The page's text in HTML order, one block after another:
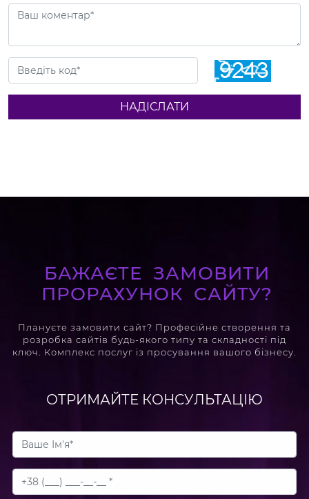
НАДІСЛАТИ
БАЖАЄТЕ ЗАМОВИТИ
ПРОРАХУНОК САЙТУ?
Плануєте замовити сайт? Професійне створення та
розробка сайтів будь-якого типу та складності під
ключ. Комплекс послуг із просування вашого бізнесу.
ОТРИМАЙТЕ КОНСУЛЬТАЦІЮ